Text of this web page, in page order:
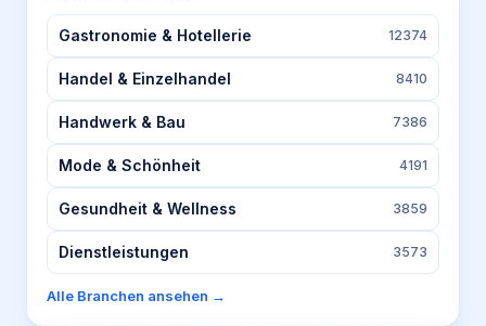
Gastronomie & Hotellerie 12374
Handel & Einzelhandel 8410
Handwerk & Bau 7386
Mode & Schönheit 4191
Gesundheit & Wellness 3859
Dienstleistungen 3573
Alle Branchen ansehen →